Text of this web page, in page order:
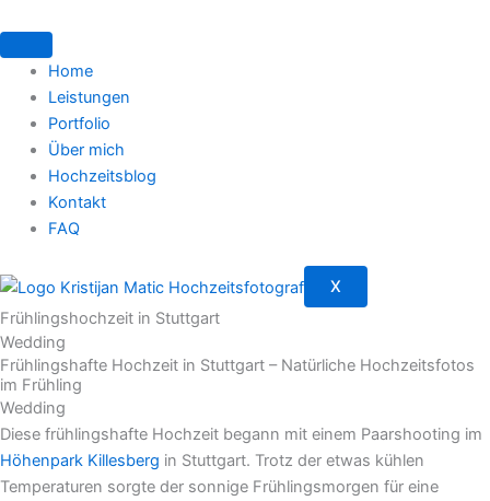
Inhalt
springenHome
Leistungen
Portfolio
Über mich
Hochzeitsblog
Kontakt
FAQ
X
Frühlingshochzeit in Stuttgart
Wedding
Frühlingshafte Hochzeit in Stuttgart – Natürliche Hochzeitsfotos
im Frühling
Wedding
Diese frühlingshafte Hochzeit begann mit einem Paarshooting im
Höhenpark Killesberg in Stuttgart. Trotz der etwas kühlen
Temperaturen sorgte der sonnige Frühlingsmorgen für eine